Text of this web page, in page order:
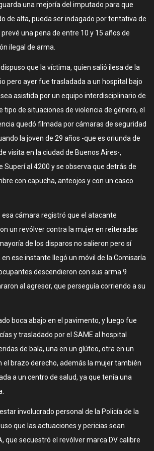
una mejoría del imputado para que
de alta, pueda ser indagado por tentativa de
una pena de entre 10 y 15 años de
ilegal de arma.
que la víctima, quien salió ilesa de la
pero ayer fue trasladada a un hospital bajo
asistida por un equipo interdisciplinario de
tipo de situaciones de violencia de género, el
quedó filmada por cámaras de seguridad
la joven de 29 años -que es oriunda de
visita en la ciudad de Buenos Aires-,
Superí al 4200 y se observa que detrás de
con capucha, anteojos y con un casco
esa cámara registró que el atacante
un revólver contra la mujer en reiteradas
de los disparos no salieron pero sí
ese instante llegó un móvil de la Comisaría
descendieron con sus arma 9
al agresor, que perseguía corriendo a su
boca abajo en el pavimento, y luego fue
y trasladado por el SAME al hospital
de bala, una en un glúteo, otra en un
el brazo derecho, además la mujer también
a un centro de salud, ya que tenía una
involucrado personal de la Policía de la
que las actuaciones y pericias sean
que secuestró el revólver marca DV calibre